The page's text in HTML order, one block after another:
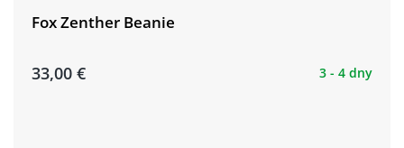
Fox Zenther Beanie
33,00 € 3 - 4 dny